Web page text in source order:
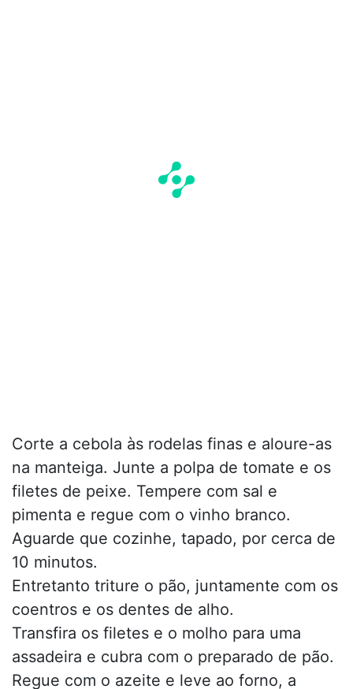
Corte a cebola às rodelas finas e aloure-as
na manteiga. Junte a polpa de tomate e os
filetes de peixe. Tempere com sal e
pimenta e regue com o vinho branco.
Aguarde que cozinhe, tapado, por cerca de
10 minutos.
Entretanto triture o pão, juntamente com os
coentros e os dentes de alho.
Transfira os filetes e o molho para uma
assadeira e cubra com o preparado de pão.
Regue com o azeite e leve ao forno, a